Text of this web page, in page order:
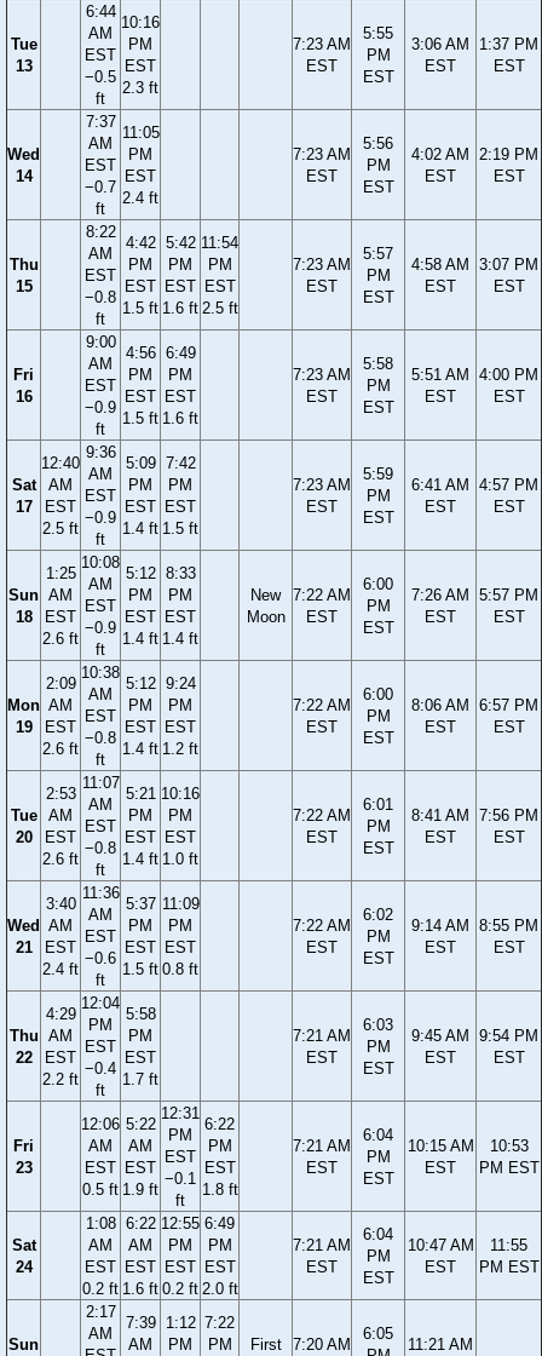
Tue
13
6:44
AM
EST
−0.5
ft
10:16
PM
EST
2.3 ft
7:23 AM
EST
5:55
PM
EST
3:06 AM
EST
1:37 PM
EST
Wed
14
7:37
AM
EST
−0.7
ft
11:05
PM
EST
2.4 ft
7:23 AM
EST
5:56
PM
EST
4:02 AM
EST
2:19 PM
EST
Thu
15
8:22
AM
EST
−0.8
ft
4:42
PM
EST
1.5 ft
5:42
PM
EST
1.6 ft
11:54
PM
EST
2.5 ft
7:23 AM
EST
5:57
PM
EST
4:58 AM
EST
3:07 PM
EST
Fri
16
9:00
AM
EST
−0.9
ft
4:56
PM
EST
1.5 ft
6:49
PM
EST
1.6 ft
7:23 AM
EST
5:58
PM
EST
5:51 AM
EST
4:00 PM
EST
Sat
17
12:40
AM
EST
2.5 ft
9:36
AM
EST
−0.9
ft
5:09
PM
EST
1.4 ft
7:42
PM
EST
1.5 ft
7:23 AM
EST
5:59
PM
EST
6:41 AM
EST
4:57 PM
EST
Sun
18
1:25
AM
EST
2.6 ft
10:08
AM
EST
−0.9
ft
5:12
PM
EST
1.4 ft
8:33
PM
EST
1.4 ft
New
Moon
7:22 AM
EST
6:00
PM
EST
7:26 AM
EST
5:57 PM
EST
Mon
19
2:09
AM
EST
2.6 ft
10:38
AM
EST
−0.8
ft
5:12
PM
EST
1.4 ft
9:24
PM
EST
1.2 ft
7:22 AM
EST
6:00
PM
EST
8:06 AM
EST
6:57 PM
EST
Tue
20
2:53
AM
EST
2.6 ft
11:07
AM
EST
−0.8
ft
5:21
PM
EST
1.4 ft
10:16
PM
EST
1.0 ft
7:22 AM
EST
6:01
PM
EST
8:41 AM
EST
7:56 PM
EST
Wed
21
3:40
AM
EST
2.4 ft
11:36
AM
EST
−0.6
ft
5:37
PM
EST
1.5 ft
11:09
PM
EST
0.8 ft
7:22 AM
EST
6:02
PM
EST
9:14 AM
EST
8:55 PM
EST
Thu
22
4:29
AM
EST
2.2 ft
12:04
PM
EST
−0.4
ft
5:58
PM
EST
1.7 ft
7:21 AM
EST
6:03
PM
EST
9:45 AM
EST
9:54 PM
EST
Fri
23
12:06
AM
EST
0.5 ft
5:22
AM
EST
1.9 ft
12:31
PM
EST
−0.1
ft
6:22
PM
EST
1.8 ft
7:21 AM
EST
6:04
PM
EST
10:15 AM
EST
10:53
PM EST
Sat
24
1:08
AM
EST
0.2 ft
6:22
AM
EST
1.6 ft
12:55
PM
EST
0.2 ft
6:49
PM
EST
2.0 ft
7:21 AM
EST
6:04
PM
EST
10:47 AM
EST
11:55
PM EST
Sun
2:17
AM
7:39
AM
1:12
PM
7:22
PM
First
7:20 AM
6:05
11:21 AM